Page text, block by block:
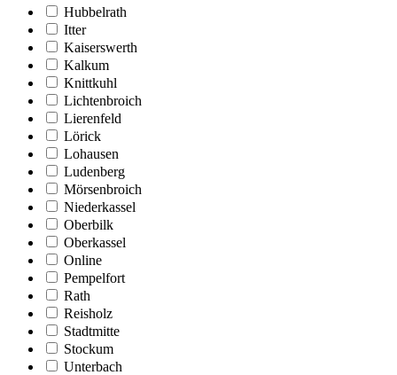
Hubbelrath
Itter
Kaiserswerth
Kalkum
Knittkuhl
Lichtenbroich
Lierenfeld
Lörick
Lohausen
Ludenberg
Mörsenbroich
Niederkassel
Oberbilk
Oberkassel
Online
Pempelfort
Rath
Reisholz
Stadtmitte
Stockum
Unterbach